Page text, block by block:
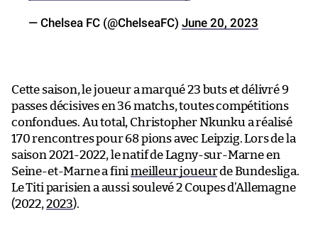
— Chelsea FC (@ChelseaFC) June 20, 2023
Cette saison, le joueur a marqué 23 buts et délivré 9
passes décisives en 36 matchs, toutes compétitions
confondues. Au total, Christopher Nkunku a réalisé
170 rencontres pour 68 pions avec Leipzig. Lors de la
saison 2021-2022, le natif de Lagny-sur-Marne en
Seine-et-Marne a finimeilleur joueurde Bundesliga.
Le Titi parisien a aussi soulevé 2 Coupes d’Allemagne
(2022, 2023).